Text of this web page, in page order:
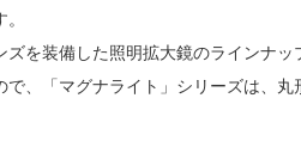
を装備した照明拡大鏡のラインナ
、「マグナライト」シリーズは、